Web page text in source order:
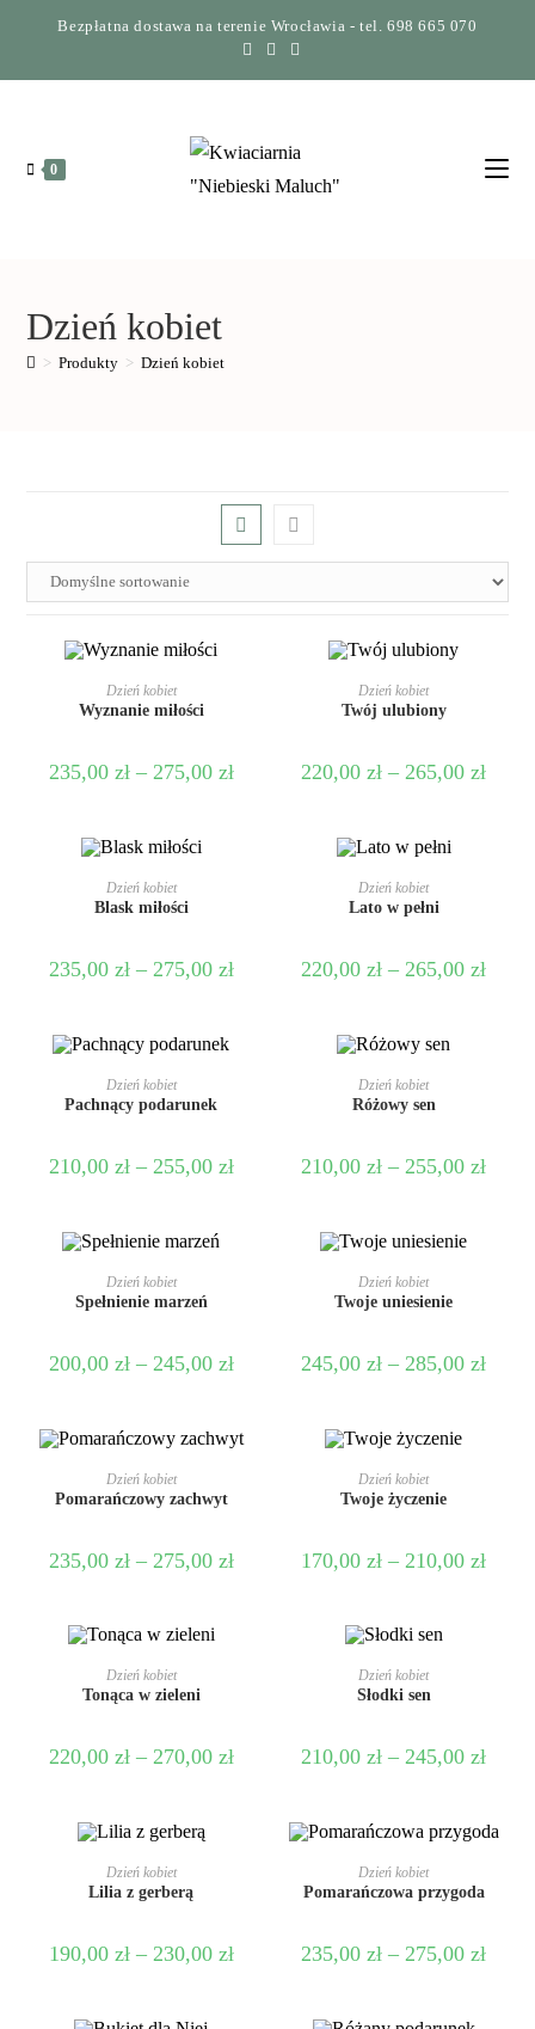
Bezpłatna dostawa na terenie Wrocławia - tel. 698 665 070
0
Dzień kobiet
> Produkty > Dzień kobiet
WYBIERZ OPCJE
Dzień kobiet
Wyznanie miłości
235,00 zł – 275,00 zł
WYBIERZ OPCJE
Dzień kobiet
Twój ulubiony
220,00zł – 265,00zł
WYBIERZ OPCJE
Dzień kobiet
Blask miłości
235,00 zł – 275,00 zł
WYBIERZ OPCJE
Dzień kobiet
Lato w pełni
220,00zł – 265,00zł
WYBIERZ OPCJE
Dzień kobiet
Pachnący podarunek
210,00 zł – 255,00 zł
WYBIERZ OPCJE
Dzień kobiet
Różowy sen
210,00zł – 255,00zł
WYBIERZ OPCJE
Dzień kobiet
Spełnienie marzeń
200,00 zł – 245,00 zł
WYBIERZ OPCJE
Dzień kobiet
Twoje uniesienie
245,00zł – 285,00zł
WYBIERZ OPCJE
Dzień kobiet
Pomarańczowy zachwyt
235,00 zł – 275,00 zł
WYBIERZ OPCJE
Dzień kobiet
Twoje życzenie
170,00zł – 210,00zł
WYBIERZ OPCJE
Dzień kobiet
Tonąca w zieleni
220,00 zł – 270,00 zł
WYBIERZ OPCJE
Dzień kobiet
Słodki sen
210,00zł – 245,00zł
WYBIERZ OPCJE
Dzień kobiet
Lilia z gerberą
190,00 zł – 230,00 zł
WYBIERZ OPCJE
Dzień kobiet
Pomarańczowa przygoda
235,00zł – 275,00zł